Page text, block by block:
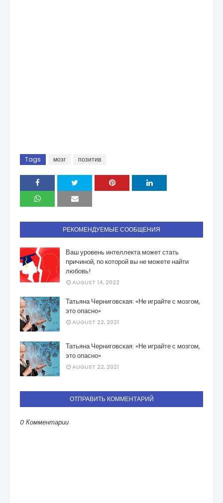
Tags мозг позитив
РЕКОМЕНДУЕМЫЕ СООБЩЕНИЯ
Ваш уровень интеллекта может стать
причиной, по которой вы не можете найти
любовь!
AUGUST 14, 2022
Татьяна Черниговская: «Не играйте с мозгом,
это опасно»
AUGUST 22, 2021
Татьяна Черниговская: «Не играйте с мозгом,
это опасно»
AUGUST 22, 2021
ОТПРАВИТЬ КОММЕНТАРИЙ
0 Комментарии